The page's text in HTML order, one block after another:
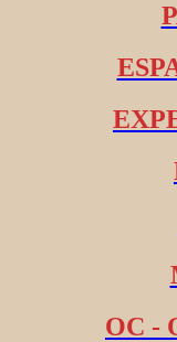
OC -